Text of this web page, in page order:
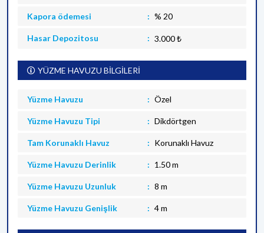
Kapora ödemesi % 20
Hasar Depozitosu 3.000 ₺
YÜZME HAVUZU BİLGİLERİ
Yüzme Havuzu Özel
Yüzme Havuzu Tipi Dikdörtgen
Tam Korunaklı Havuz Korunaklı Havuz
Yüzme Havuzu Derinlik 1.50 m
Yüzme Havuzu Uzunluk 8 m
Yüzme Havuzu Genişlik 4 m